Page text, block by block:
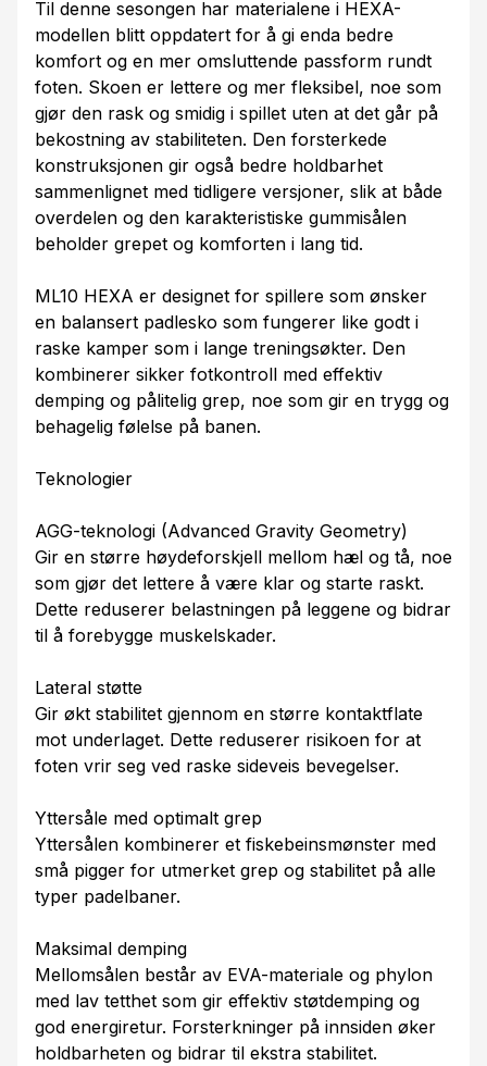
Til denne sesongen har materialene i HEXA-
modellen blitt oppdatert for å gi enda bedre
komfort og en mer omsluttende passform rundt
foten. Skoen er lettere og mer fleksibel, noe som
gjør den rask og smidig i spillet uten at det går på
bekostning av stabiliteten. Den forsterkede
konstruksjonen gir også bedre holdbarhet
sammenlignet med tidligere versjoner, slik at både
overdelen og den karakteristiske gummisålen
beholder grepet og komforten i lang tid.
ML10 HEXA er designet for spillere som ønsker
en balansert padlesko som fungerer like godt i
raske kamper som i lange treningsøkter. Den
kombinerer sikker fotkontroll med effektiv
demping og pålitelig grep, noe som gir en trygg og
behagelig følelse på banen.
Teknologier
AGG-teknologi (Advanced Gravity Geometry)
Gir en større høydeforskjell mellom hæl og tå, noe
som gjør det lettere å være klar og starte raskt.
Dette reduserer belastningen på leggene og bidrar
til å forebygge muskelskader.
Lateral støtte
Gir økt stabilitet gjennom en større kontaktflate
mot underlaget. Dette reduserer risikoen for at
foten vrir seg ved raske sideveis bevegelser.
Yttersåle med optimalt grep
Yttersålen kombinerer et fiskebeinsmønster med
små pigger for utmerket grep og stabilitet på alle
typer padelbaner.
Maksimal demping
Mellomsålen består av EVA-materiale og phylon
med lav tetthet som gir effektiv støtdemping og
god energiretur. Forsterkninger på innsiden øker
holdbarheten og bidrar til ekstra stabilitet.